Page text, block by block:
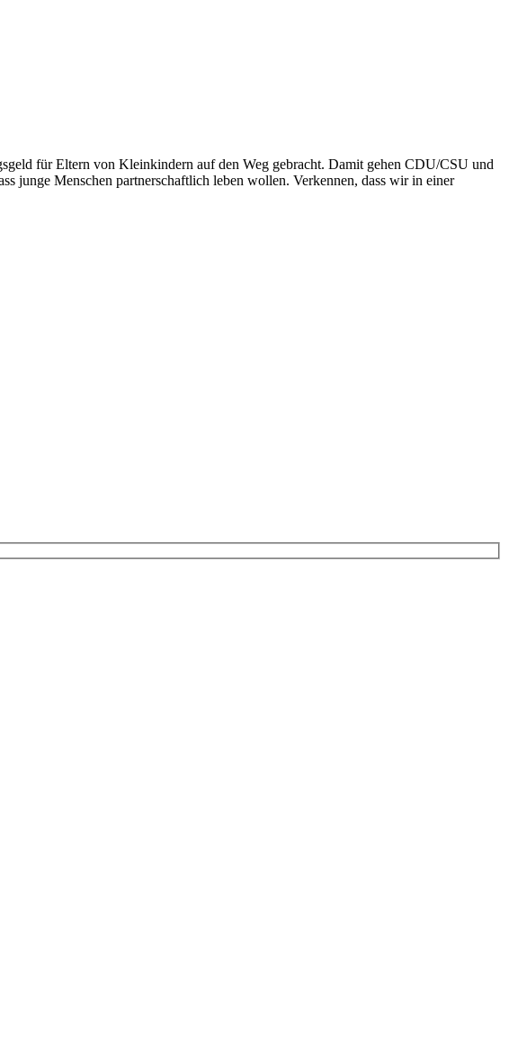
für Eltern von Kleinkindern auf den Weg gebracht. Damit gehen CDU/CSU und
junge Menschen partnerschaftlich leben wollen. Verkennen, dass wir in einer